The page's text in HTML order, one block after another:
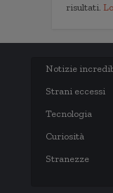
risultati.
Notizie
Strani eccessi
Tecnologia
Curiosità
Stranezze